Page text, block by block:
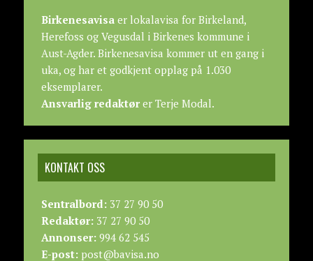
Birkenesavisaer lokalavisa for Birkeland,
Herefoss og Vegusdal i Birkenes kommune i
Aust-Agder. Birkenesavisa kommer ut en gang i
uka, og har et godkjent opplag på 1.030
eksemplarer.
Ansvarlig redaktører Terje Modal.
KONTAKT OSS
Sentralbord:37 27 90 50
Redaktør:37 27 90 50
Annonser:994 62 545
E-post:post@bavisa.no